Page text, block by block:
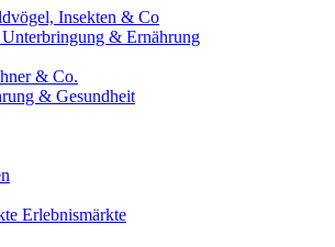
Insekten & Co
& Ernährung
& Co.
& Gesundheit
Erlebnismärkte